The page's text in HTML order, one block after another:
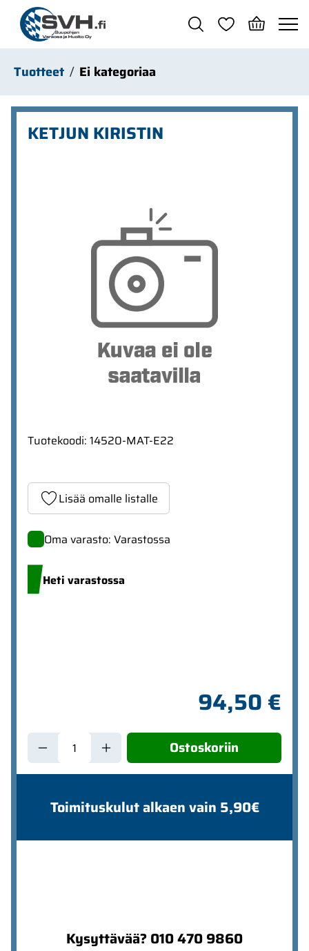
Siirry pääsisältöön
Tuotteet Ei kategoriaa
KETJUN KIRISTIN
Tuotekoodi: 14520-MAT-E22
Lisää omalle listalle
Oma varasto: Varastossa
Heti varastossa
94,50 €
Ostoskoriin
Toimituskulut alkaen vain 5,90€
Kysyttävää? 010 470 9860